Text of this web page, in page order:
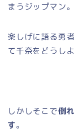
まうジップマン。
楽しげに語る勇
て千奈をどうし
しかしそこで倒
す。